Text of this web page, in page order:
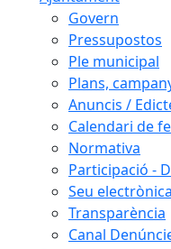
Govern
Pressupostos
Ple municipal
Plans,
Anuncis /
Calendari de
Normativa
Participació -
Seu electrònica
Transparència
Canal